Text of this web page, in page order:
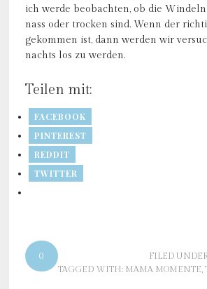
ich werde beobachten, ob die
nass oder trocken sind. Wenn der
gekommen ist, dann werden wir
nachts los zu werden.
Teilen mit:
FACEBOOK
PINTEREST
REDDIT
TWITTER
0 FILED
TAGGED WITH: MAMA MOMENTE,